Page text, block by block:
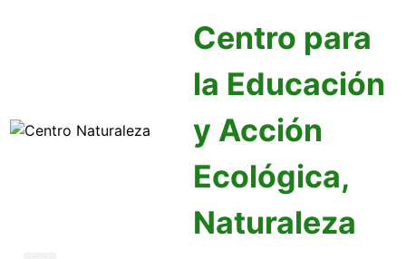
Centro para
la Educación
y Acción
Ecológica,
Naturaleza